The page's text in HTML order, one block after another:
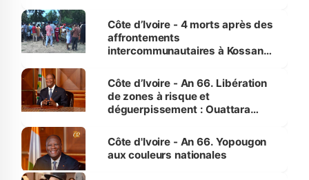
générations futures »
Côte d’Ivoire - 4 morts après des
affrontements
intercommunautaires à Kossandji
milieu des sinistrés
Côte d’Ivoire - An 66. Libération
de zones à risque et
déguerpissement : Ouattara
l'Etat de droit pour préserver les
vies humaines »
Côte d'Ivoire - An 66. Yopougon
aux couleurs nationales